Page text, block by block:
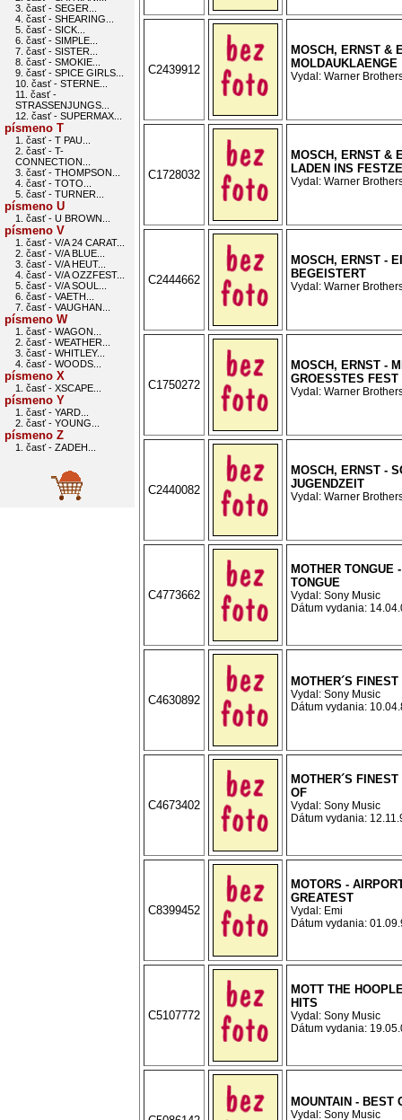
3. časť - SEGER...
4. časť - SHEARING...
5. časť - SICK...
6. časť - SIMPLE...
7. časť - SISTER...
8. časť - SMOKIE...
9. časť - SPICE GIRLS...
10. časť - STERNE...
11. časť -
STRASSENJUNGS...
12. časť - SUPERMAX...
písmeno T
1. časť - T PAU...
2. časť - T-
CONNECTION...
3. časť - THOMPSON...
4. časť - TOTO...
5. časť - TURNER...
písmeno U
1. časť - U BROWN...
písmeno V
1. časť - V/A 24 CARAT...
2. časť - V/A BLUE...
3. časť - V/A HEUT...
4. časť - V/A OZZFEST...
5. časť - V/A SOUL...
6. časť - VAETH...
7. časť - VAUGHAN...
písmeno W
1. časť - WAGON...
2. časť - WEATHER...
3. časť - WHITLEY...
4. časť - WOODS...
písmeno X
1. časť - XSCAPE...
písmeno Y
1. časť - YARD...
2. časť - YOUNG...
písmeno Z
1. časť - ZADEH...
C2439912
MOSCH, ERNST &
MOLDAUKLAENGE
Vydal: Warner
C1728032
MOSCH, ERNST &
LADEN INS
Vydal: Warner
C2444662
MOSCH, ERNST -
BEGEISTERT
Vydal: Warner
C1750272
MOSCH, ERNST -
GROESSTES FEST
Vydal: Warner
C2440082
MOSCH, ERNST -
JUGENDZEIT
Vydal: Warner
C4773662
MOTHER TONGUE
TONGUE
Vydal: Sony Music
Dátum vydania:
C4630892
MOTHER´S
Vydal: Sony Music
Dátum vydania:
C4673402
MOTHER´S
OF
Vydal: Sony Music
Dátum vydania:
C8399452
MOTORS -
GREATEST
Vydal: Emi
Dátum vydania:
C5107772
MOTT THE
HITS
Vydal: Sony Music
Dátum vydania:
MOUNTAIN - BEST
Vydal: Sony Music